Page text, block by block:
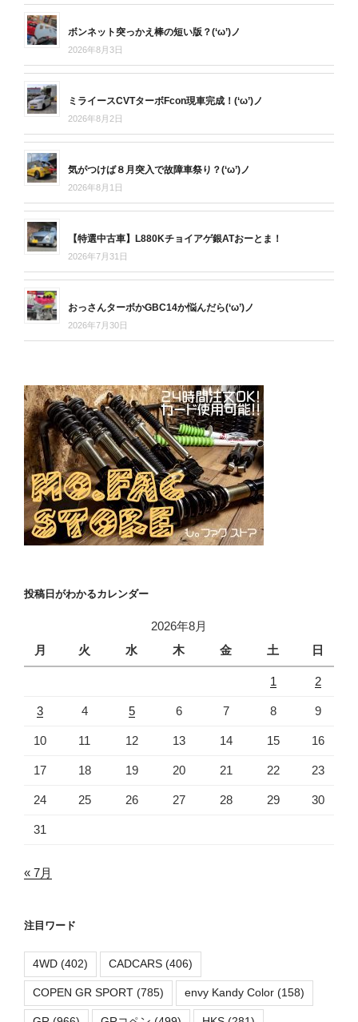
ボンネット突っかえ棒の短い版？(‘ω’)ノ
2026年8月3日
ミライースCVTターボFcon現車完成！(‘ω’)ノ
2026年8月2日
気がつけば８月突入で故障車祭り？(‘ω’)ノ
2026年8月1日
【特選中古車】L880Kチョイアゲ銀ATおーとま！
2026年7月31日
おっさんターボかGBC14か悩んだら(‘ω’)ノ
2026年7月30日
投稿日がわかるカレンダー
2026年8月
月
火 水 木 金 土 日
1 2
3 4 5 6 7 8 9
10 11 12 13 14 15 16
17 18 19 20 21 22 23
24 25 26 27 28 29 30
31
« 7月
注目ワード
4WD (402) CADCARS (406)
COPEN GR SPORT (785) envy Kandy Color (158)